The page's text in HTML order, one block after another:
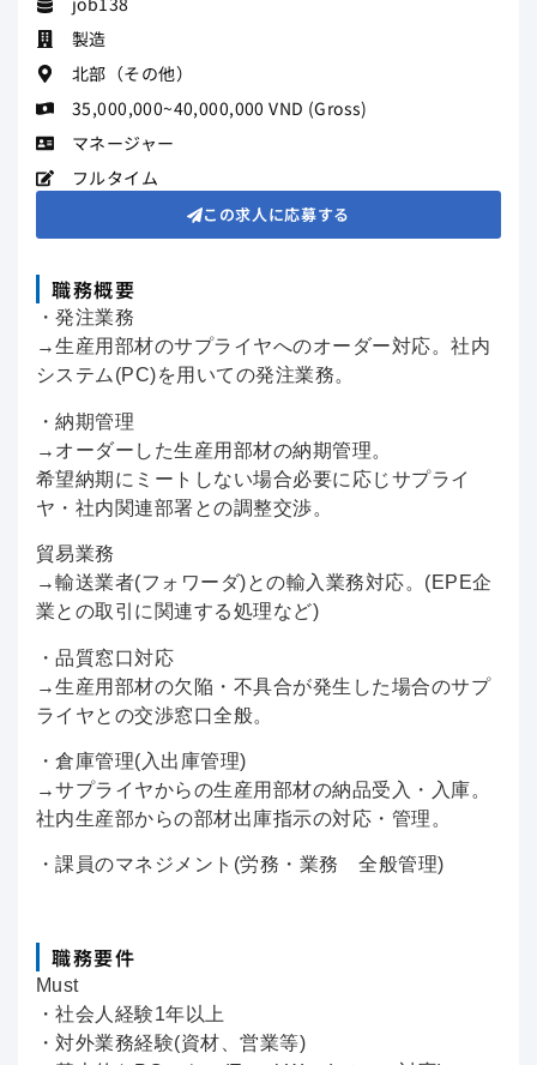
製造
北部（その他）
35,000,000~40,000,000 VND (Gross)
マネージャー
フルタイム
この求人に応募する
職務概要
・発注業務
→生産用部材のサプライヤへのオーダー対応。社内
システム(PC)を用いての発注業務。
・納期管理
→オーダーした生産用部材の納期管理。
希望納期にミートしない場合必要に応じサプライ
ヤ・社内関連部署との調整交渉。
貿易業務
→輸送業者(フォワーダ)との輸入業務対応。(EPE企
業との取引に関連する処理など)
・品質窓口対応
→生産用部材の欠陥・不具合が発生した場合のサプ
ライヤとの交渉窓口全般。
・倉庫管理(入出庫管理)
→サプライヤからの生産用部材の納品受入・入庫。
社内生産部からの部材出庫指示の対応・管理。
・課員のマネジメント(労務・業務 全般管理)
職務要件
Must
・社会人経験1年以上
・対外業務経験(資材、営業等)